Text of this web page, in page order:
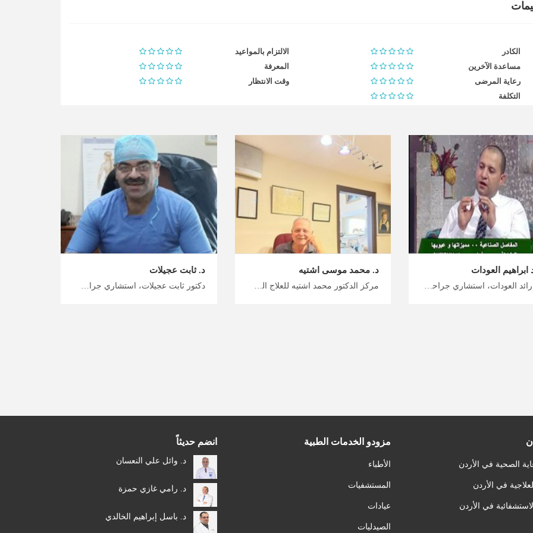
الكادر
الالتزام بالمواعيد
مساعدة الآخرين
المعرفة
رعاية المرضى
وقت الانتظار
التكلفة
ابراهيم العودات
دكتور رائد العودات، استشاري جراحة عظام في عمان اختبر معنا العلاج الذي سيغير حياتك ويحسن من صحتك، علاج مشاكل العظام وجراحة استبدال المفاصل في الأردن، خطط رحلتك العلاجية والاستشفائية في الأردن مع ميدكس الأردن
د. محمد موسى اشتيه
مركز الدكتور محمد اشتيه للعلاج الطبيعي، جراحة العظام والمفاصل، من اوائل اخصائي جراحة العظام و المفاصل في الاردن بخبرة لا تقل عن 50 سنة في طب جراحة العظام، و صاحب اول مركز علاج الطبيعي في المملكة بالحفاظ على العناية الشاملة للمريض. يعالج مختلف المشاكل والاصابات للجهاز العظمي والعضلي، من اهمها مسمار العظم، خشونة الركب، الشد العضلي، الكسور، اصابات العامود الفقري، وخلع الولادة. قم بالوصول إلى أفضل وجهات الرعاية الصحية في الأردن معنا، أفضل أطباء العظام والمفاصل في الأردن للرعاية الشاملة، ابدأ رحلتك العلاجية والاستشفائية مع ميدكس الأردن.
د. ثابت عجيلات
دكتور ثابت عجيلات، استشاري جراحة عظام في عمان اختبر العلاج الذي يغير حياتك في الأردن معنا، جراحة العظام طفيفة التوغل في الأردن على أيدي أمهر أطباء العظام، خطط رحلتك للعلاج والاستشفاء مع ميدكس الأردن
الصحية في الأردن
في الأردن
في الأردن
مزودو الخدمات الطبية
الأطباء
المستشفيات
عيادات
الصيدليات
انضم حديثاً
د. وائل علي النعسان
د. رامي غازي حمزة
د. باسل إبراهيم الخالدي